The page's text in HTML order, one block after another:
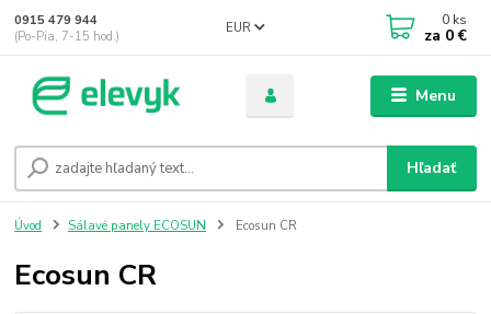
Menu
EUR
Hľadať
0915 479 944
(Po-Pia, 7-15 hod.)
0 ks
za 0 €
Úvod Sálavé panely ECOSUN Ecosun CR
Ecosun CR